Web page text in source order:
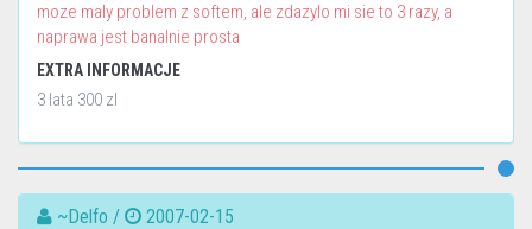
moze maly problem z softem, ale zdazylo mi sie to 3 razy, a
naprawa jest banalnie prosta
EXTRA INFORMACJE
3 lata 300 zl
~Delfo / 2007-02-15